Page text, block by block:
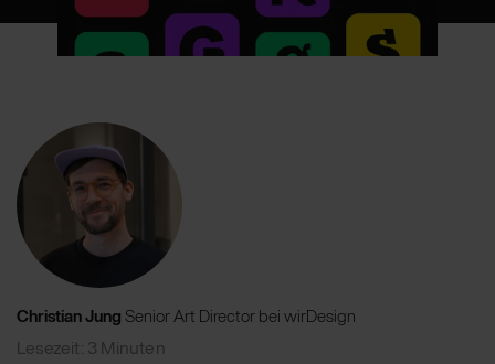
Christian Jung Senior Art Director bei wirDesign
Lesezeit: 3 Minuten